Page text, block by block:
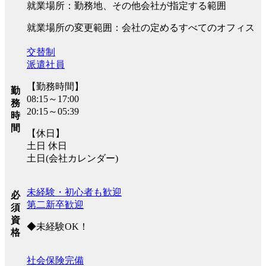
就業場所：勤務地、その他会社が指定する範囲
就業場所の変更範囲：会社の定めるすべてのオフィス
勤
務
時
間
交替制
派遣社員
【勤務時間】
08:15～17:00
20:15～05:39
【休日】
土日 休日
土日(会社カレンダー)
必
須
資
格
未経験・初心者も歓迎
第二新卒歓迎
◆未経験OK！
社会保険完備